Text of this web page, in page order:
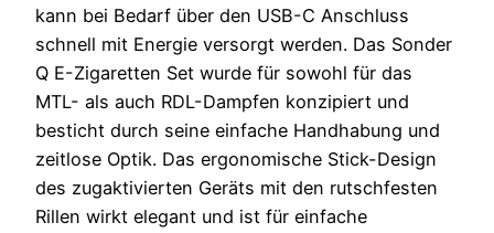
kann bei Bedarf über den USB-C Anschluss
schnell mit Energie versorgt werden. Das Sonder
Q E-Zigaretten Set wurde für sowohl für das
MTL- als auch RDL-Dampfen konzipiert und
besticht durch seine einfache Handhabung und
zeitlose Optik. Das ergonomische Stick-Design
des zugaktivierten Geräts mit den rutschfesten
Rillen wirkt elegant und ist für einfache